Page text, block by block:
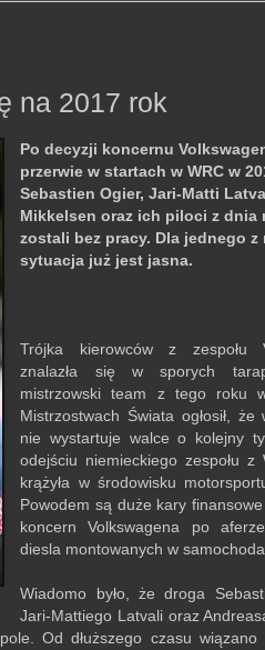
na 2017 rok
Po decyzji koncernu
przerwie w startach w WRC w
Sebastien Ogier, Jari-Matti
Mikkelsen oraz ich piloci z dnia
zostali bez pracy. Dla jednego z
sytuacja już jest jasna.
Trójka kierowców z zespołu
znalazła się w sporych
mistrzowski team z tego roku
Mistrzostwach Świata ogłosił,
nie wystartuje walce o kolejny
odejściu niemieckiego zespołu
krążyła w środowisku
Powodem są duże kary finansowe
koncern Volkswagena po
diesla montowanych w
Wiadomo było, że droga
Jari-Mattiego Latvali oraz
Od dłuższego czasu wiązano